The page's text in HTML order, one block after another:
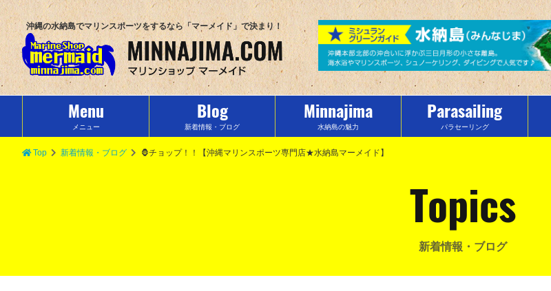
沖縄の水納島でマリンスポーツをするなら「マーメイド」で決まり！
Menu
メニュー
Blog
新着情報・ブログ
Minnajima
水納島の魅力
Parasailing
パラセーリング
Top 新着情報・ブログ 🦍チョップ！！【沖縄マリンスポーツ専門店★水納島マーメイド】
Topics
新着情報・ブログ